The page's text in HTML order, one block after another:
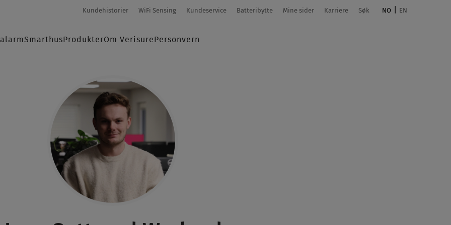
Secondary-
Kundehistorier WiFi Sensing Kundeservice Batteribytte Mine sider Karriere Søk NO EN
Smarthus ProdukterOm Verisure Personvern